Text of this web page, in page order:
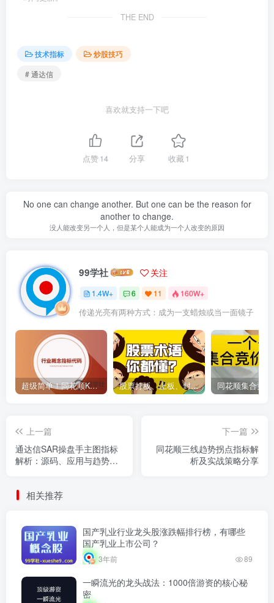
THE END
技术指标
炒股技巧
# 通达信
喜欢就支持一下吧
点赞14 分享 收藏1
No one can change another. But one can be the reason for
another to change.
没人能改变另一个人，但是某个人能成为一个人改变的原因
99学社 关注
1.4W+ 6 11 160W+
传递光亮有两种方式：成为一支蜡烛或当一面镜子
超级简单！同花顺K线界面显示行业概念指标代码图解 股票打板、上板、封板、翘板、炸板是什么意思？炒股你必须懂的暗语！
上一篇
通达信SAR操盘手主图指标
解析：源码、应用与趋势分
下一篇
同花顺三线趋势拐点指标解
析及实战策略分享
相关推荐
国产乳业行业龙头股涨跌幅排行榜，有哪些
国产乳业上市公司？
3年前 89
一瞬流光的龙头战法：1000倍游资的核心秘
密